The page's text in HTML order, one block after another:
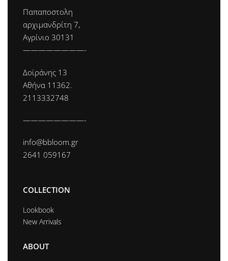
Παπαποστολη
αρχιμανδρίτη 7,
Αγρίνιο 30131
————————-
Δοϊράνης 13
Αθήνα 11362.
2113332748
————————-
info@bbloom.gr
2641 059167
COLLECTION
Lookbook
New Arrivals
ABOUT